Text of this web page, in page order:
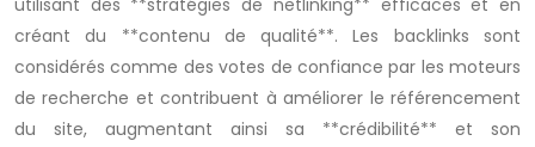
utilisant des **stratégies de netlinking** efficaces et en
créant du **contenu de qualité**. Les backlinks sont
considérés comme des votes de confiance par les moteurs
de recherche et contribuent à améliorer le référencement
du site, augmentant ainsi sa **crédibilité** et son